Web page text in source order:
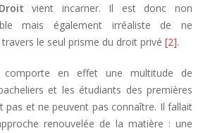
vient incarner. Il est donc non
mais également irréaliste de ne
le seul prisme du droit privé [2].
comporte en effet une multitude de
et les étudiants des premières
pas et ne peuvent pas connaître. Il fallait
renouvelée de la matière : une